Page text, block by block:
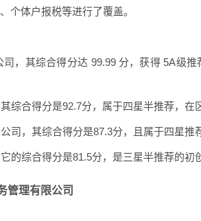
个体户报税等进行了覆盖。
，其综合得分达 99.99 分，获得 5A级
综合得分是92.7分，属于四星半推荐，在
司，其综合得分是87.3分，且属于四星推
的综合得分是81.5分，是三星半推荐的初
管理有限公司